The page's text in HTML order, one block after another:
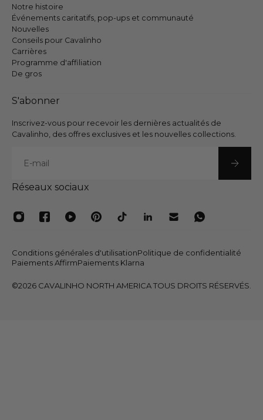
Notre histoire
Événements caritatifs, pop-ups et communauté
Nouvelles
Conseils pour Cavalinho
Carrières
Programme d'affiliation
De gros
S'abonner
Inscrivez-vous pour recevoir les dernières actualités de
Cavalinho, des offres exclusives et les nouvelles collections.
Réseaux sociaux
Conditions générales d'utilisationPolitique de confidentialité
Paiements AffirmPaiements Klarna
©2026 CAVALINHO NORTH AMERICA TOUS DROITS RÉSERVÉS.